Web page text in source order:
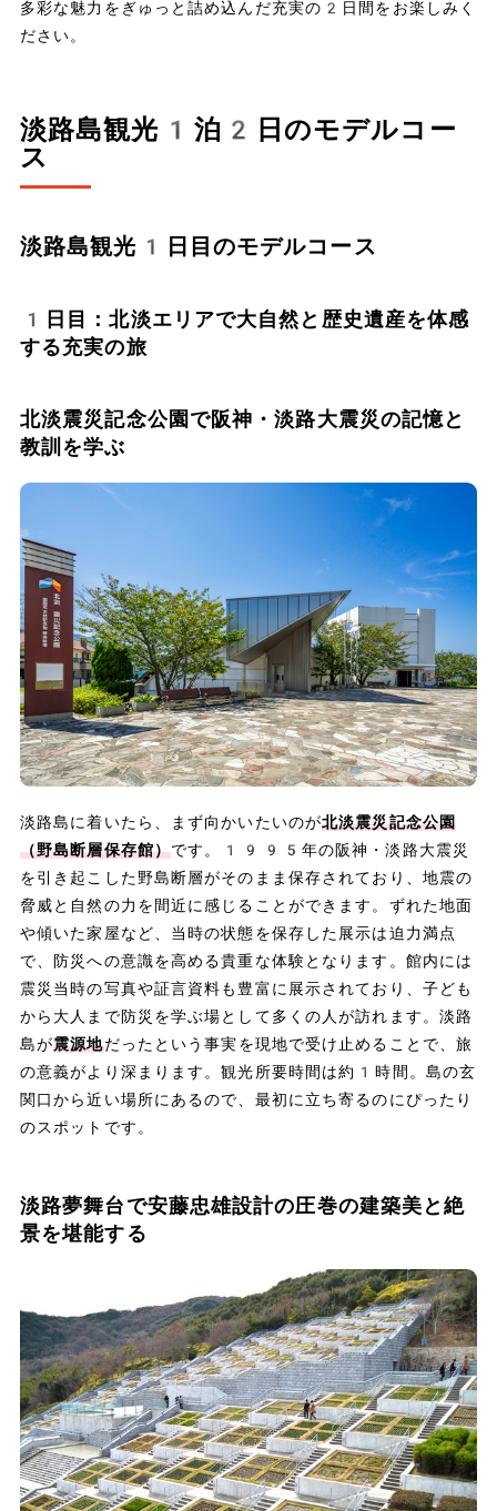
多彩な魅力をぎゅっと詰め込んだ充実の2日間をお楽しみく
ださい。
淡路島観光1泊2日のモデルコー
ス
淡路島観光1日目のモデルコース
1日目：北淡エリアで大自然と歴史遺産を体感
する充実の旅
北淡震災記念公園で阪神・淡路大震災の記憶と
教訓を学ぶ
淡路島に着いたら、まず向かいたいのが北淡震災記念公園
（野島断層保存館）です。1995年の阪神・淡路大震災
を引き起こした野島断層がそのまま保存されており、地震の
脅威と自然の力を間近に感じることができます。ずれた地面
や傾いた家屋など、当時の状態を保存した展示は迫力満点
で、防災への意識を高める貴重な体験となります。館内には
震災当時の写真や証言資料も豊富に展示されており、子ども
から大人まで防災を学ぶ場として多くの人が訪れます。淡路
島が震源地だったという事実を現地で受け止めることで、旅
の意義がより深まります。観光所要時間は約1時間。島の玄
関口から近い場所にあるので、最初に立ち寄るのにぴったり
のスポットです。
淡路夢舞台で安藤忠雄設計の圧巻の建築美と絶
景を堪能する